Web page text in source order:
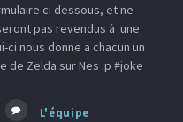
ci dessous, et ne
pas revendus à une
nous donne a chacun un
de Zelda sur Nes :p #joke
L'équipe